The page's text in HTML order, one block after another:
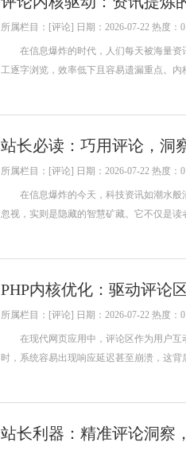
所属栏目：[评论] 日期：2026-07-22 热度：0
在信息爆炸的时代，人们每天被海量资
工逐字浏览，效率低下且容易遗漏重点。
站长必读：巧用评论，洞
所属栏目：[评论] 日期：2026-07-22 热度：0
在信息爆炸的今天，科技资讯如潮水般
忽视，实则是隐藏的智慧矿藏。它不仅是
PHP内核优化：驱动评论
所属栏目：[评论] 日期：2026-07-22 热度：0
在现代网页应用中，评论区作为用户互
时，系统容易出现响应延迟甚至崩溃，这
站长利器：精准评论洞察